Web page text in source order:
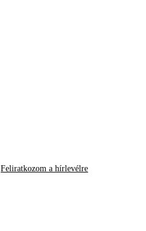
Feliratkozom a hírlevélre